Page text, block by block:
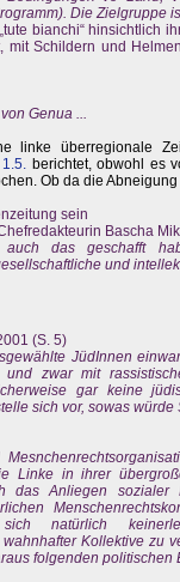
Die Zielgruppe
bianchi“ hinsichtlich
mit Schildern und
Genua ...
linke überregionale
berichtet, obwohl es
Ob da die
sein
Bascha
das geschafft
und
(S. 5)
JüdInnen
zwar mit
gar keine
sich vor, sowas
Linke in ihrer
das Anliegen
sich natürlich
Kollektive zu
folgenden